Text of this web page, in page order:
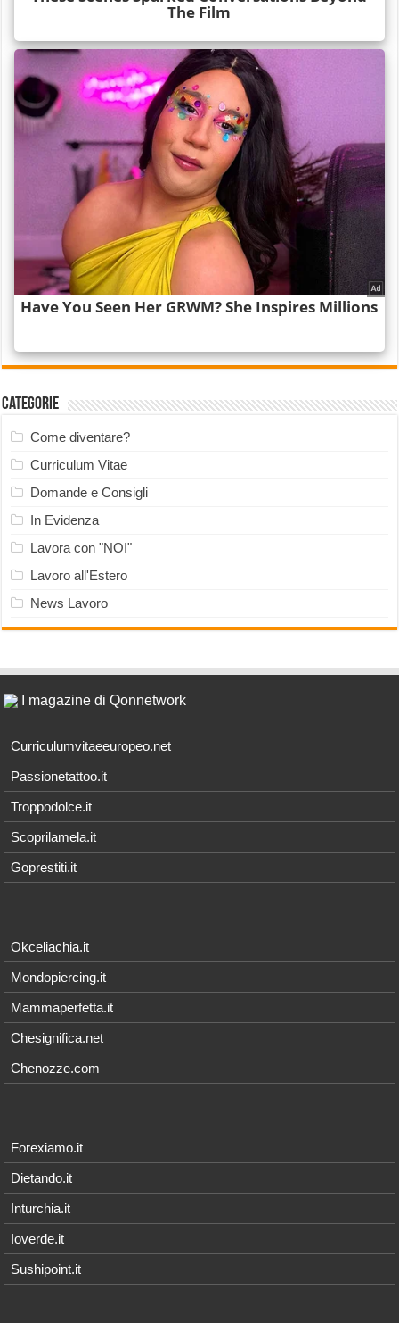
Categorie
Come diventare?
Curriculum Vitae
Domande e Consigli
In Evidenza
Lavora con "NOI"
Lavoro all'Estero
News Lavoro
I magazine di Qonnetwork
Curriculumvitaeeuropeo.net
Passionetattoo.it
Troppodolce.it
Scoprilamela.it
Goprestiti.it
Okceliachia.it
Mondopiercing.it
Mammaperfetta.it
Chesignifica.net
Chenozze.com
Forexiamo.it
Dietando.it
Inturchia.it
Ioverde.it
Sushipoint.it